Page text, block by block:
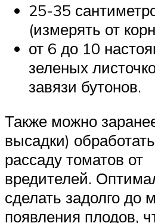
25-35
(измерять от
от 6 до 10
зеленых
завязи бутонов.
Также можно
высадки) обработать
рассаду томатов от
вредителей.
сделать задолго до
появления плодов,